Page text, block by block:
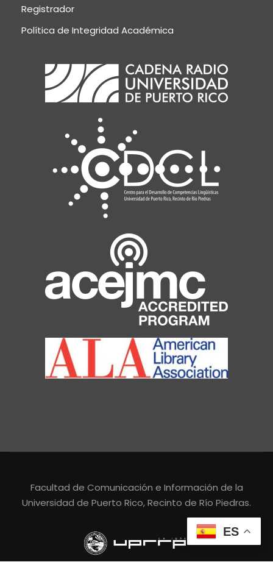
Registrador
Política de Integridad Académica
Facultad de Comunicación e Información de la
Universidad de Puerto Rico, Recinto de Río Piedras.
ES